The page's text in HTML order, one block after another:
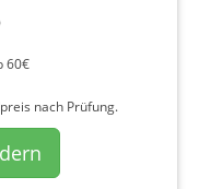
60€
nach Prüfung.